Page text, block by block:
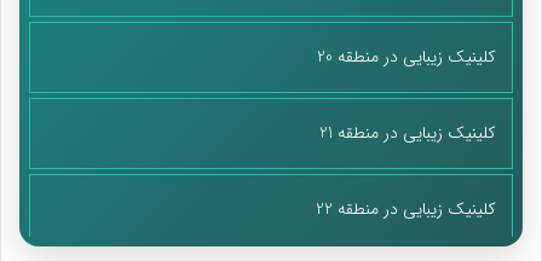
کلینیک زیبایی در منطقه 20
کلینیک زیبایی در منطقه 21
کلینیک زیبایی در منطقه 22